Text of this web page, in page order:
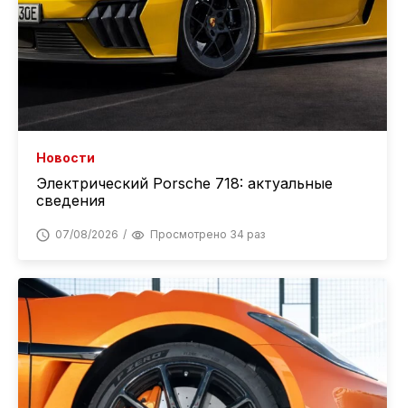
Новости
Электрический Porsche 718: актуальные
сведения
07/08/2026 Просмотрено 34 раз